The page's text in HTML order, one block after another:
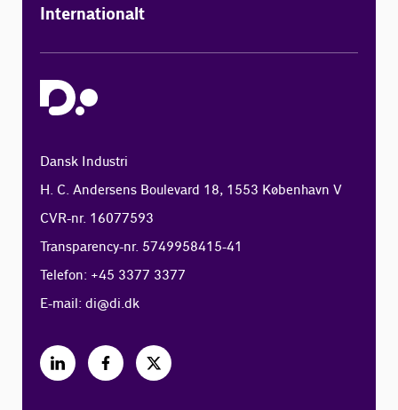
Internationalt
Dansk Industri
H. C. Andersens Boulevard 18, 1553 København V
CVR-nr. 16077593
Transparency-nr. 5749958415-41
Telefon: +45 3377 3377
E-mail:di@di.dk